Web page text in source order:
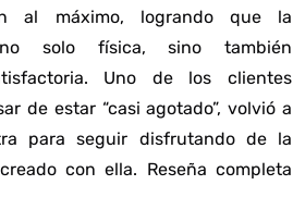
al máximo, logrando que la
solo física, sino también
Uno de los clientes
de estar “casi agotado”, volvió a
para seguir disfrutando de la
con ella. Reseña completa